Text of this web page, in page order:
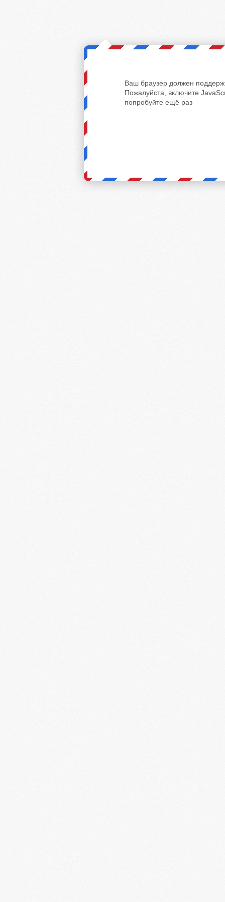
Ваш браузер должен
Пожалуйста, включите
попробуйте ещё раз